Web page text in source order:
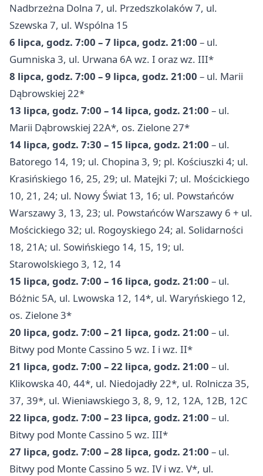
Nadbrzeżna Dolna 7, ul. Przedszkolaków 7, ul.
Szewska 7, ul. Wspólna 15
6 lipca, godz. 7:00 – 7 lipca, godz. 21:00 – ul.
Gumniska 3, ul. Urwana 6A wz. I oraz wz. III*
8 lipca, godz. 7:00 – 9 lipca, godz. 21:00 – ul. Marii
Dąbrowskiej 22*
13 lipca, godz. 7:00 – 14 lipca, godz. 21:00 – ul.
Marii Dąbrowskiej 22A*, os. Zielone 27*
14 lipca, godz. 7:30 – 15 lipca, godz. 21:00 – ul.
Batorego 14, 19; ul. Chopina 3, 9; pl. Kościuszki 4; ul.
Krasińskiego 16, 25, 29; ul. Matejki 7; ul. Mościckiego
10, 21, 24; ul. Nowy Świat 13, 16; ul. Powstańców
Warszawy3, 13, 23; ul. Powstańców Warszawy 6 + ul.
Mościckiego 32; ul. Rogoyskiego 24; al. Solidarności
18, 21A; ul. Sowińskiego 14, 15, 19; ul.
Starowolskiego 3, 12, 14
15 lipca, godz. 7:00 – 16 lipca, godz. 21:00 – ul.
Bóżnic 5A, ul. Lwowska 12, 14*, ul. Waryńskiego 12,
os. Zielone 3*
20 lipca, godz. 7:00 – 21 lipca, godz. 21:00 – ul.
Bitwy pod Monte Cassino 5 wz. I i wz. II*
21 lipca, godz. 7:00 – 22 lipca, godz. 21:00 – ul.
Klikowska 40, 44*, ul. Niedojadły 22*, ul. Rolnicza 35,
37, 39*, ul. Wieniawskiego 3, 8, 9, 12, 12A, 12B, 12C
22 lipca, godz. 7:00 – 23 lipca, godz. 21:00 – ul.
Bitwy pod Monte Cassino 5 wz. III*
27 lipca, godz. 7:00 – 28 lipca, godz. 21:00 – ul.
Bitwy pod Monte Cassino 5 wz. IV i wz. V*, ul.